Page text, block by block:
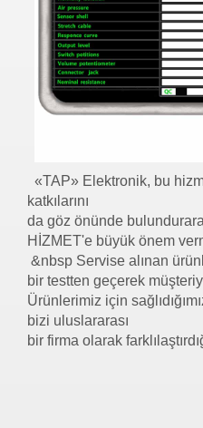
«ΤΑΡ» Elektronik, bu
katkılarını
da göz önünde
HİZMET'e büyük önem
&nbsp Servise alınan
bir testten geçerek
Ürünlerimiz için
bizi uluslararası
bir firma olarak